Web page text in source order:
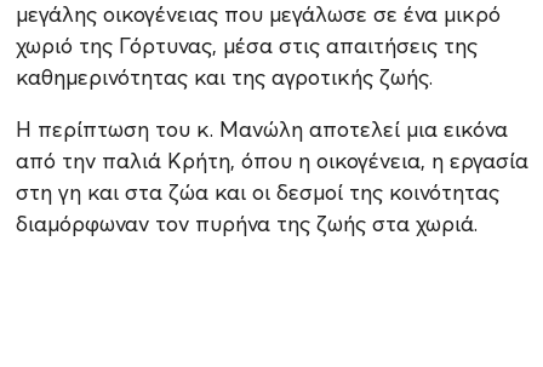
μεγάλης οικογένειας που μεγάλωσε σε ένα μικρό
χωριό της Γόρτυνας, μέσα στις απαιτήσεις της
καθημερινότητας και της αγροτικής ζωής.
Η περίπτωση του κ. Μανώλη αποτελεί μια εικόνα
από την παλιά Κρήτη, όπου η οικογένεια, η εργασία
στη γη και στα ζώα και οι δεσμοί της κοινότητας
διαμόρφωναν τον πυρήνα της ζωής στα χωριά.